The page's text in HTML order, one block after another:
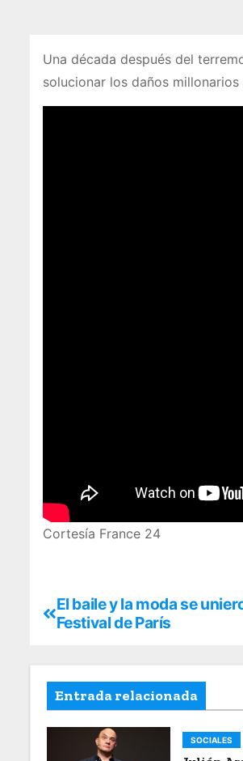
Una década después del
solucionar los daños
Cortesía France 24
El baile y la moda se
Festival de París
Entrada relacionada
SOCIALES